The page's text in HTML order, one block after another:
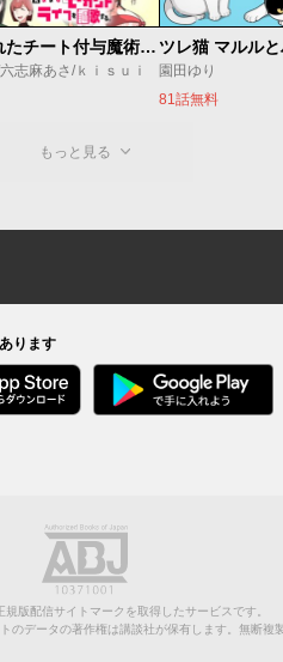
追放されたチート付与魔術師は気ままなセカンドライフを謳歌する。 ～俺は武器だけじゃなく、あらゆるものに『強化ポイント』を付与できるし、俺の意思でいつでも効果を解除できるけど、残った人たち大丈夫？～
志麻あさ/ｋｉｓｕｉ
ツレ猫 マルル
園田ゆり
81話無料
もっと見る
ります
規版配信サイトマークを取得したサービスです。
のデータの著作権は講談社が保有します。無断複